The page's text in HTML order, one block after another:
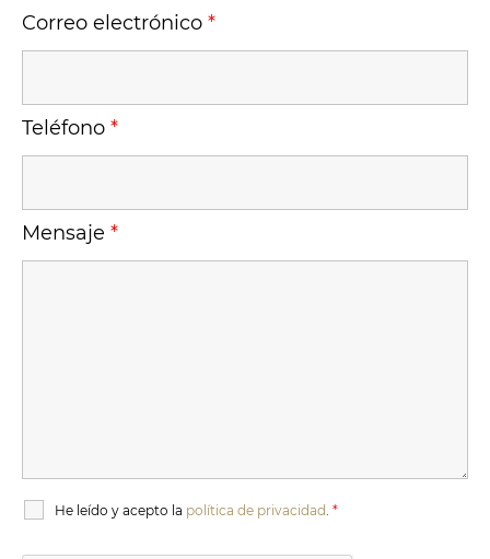
Correo electrónico *
Teléfono *
Mensaje *
He leído y acepto la política de privacidad. *